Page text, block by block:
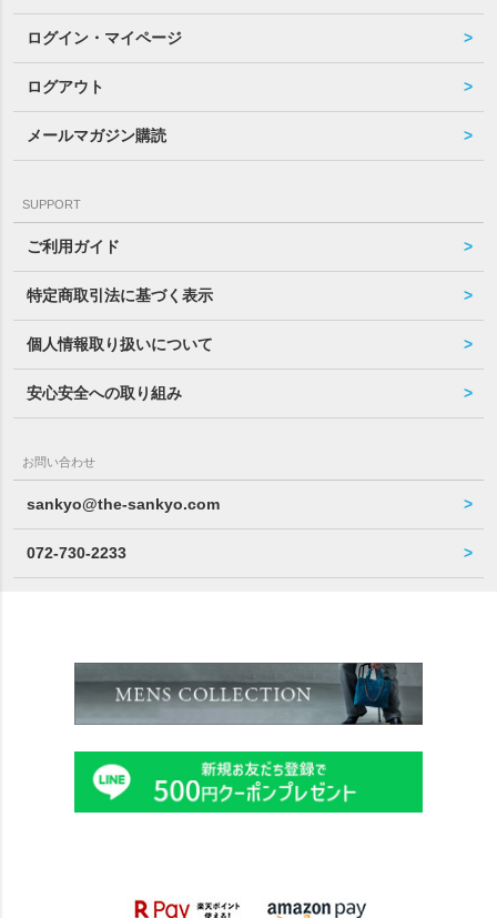
ログイン・マイページ
ログアウト
メールマガジン購読
SUPPORT
ご利用ガイド
特定商取引法に基づく表示
個人情報取り扱いについて
安心安全への取り組み
お問い合わせ
sankyo@the-sankyo.com
072-730-2233